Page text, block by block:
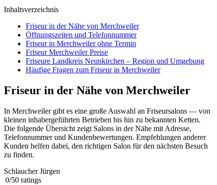
Inhaltsverzeichnis
Friseur in der Nähe von Merchweiler
Öffnungszeiten und Telefonnummer
Friseur in Merchweiler ohne Termin
Friseur Merchweiler Preise
Friseure Landkreis Neunkirchen – Region und Umgebung
Häufige Fragen zum Friseur in Merchweiler
Friseur in der Nähe von Merchweiler
In Merchweiler gibt es eine große Auswahl an Friseursalons — von
kleinen inhabergeführten Betrieben bis hin zu bekannten Ketten.
Die folgende Übersicht zeigt Salons in der Nähe mit Adresse,
Telefonnummer und Kundenbewertungen. Empfehlungen anderer
Kunden helfen dabei, den richtigen Salon für den nächsten Besuch
zu finden.
Schlaucher Jürgen
0/50 ratings